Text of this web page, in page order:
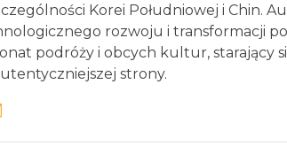
Korei Południowej i Chin.
rozwoju i transformacji
podróży i obcych kultur, starający
strony.